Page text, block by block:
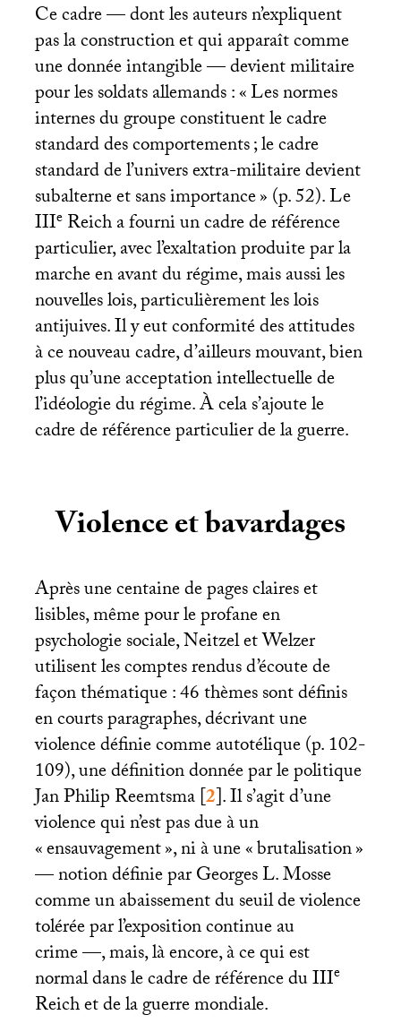
Ce cadre — dont les auteurs n’expliquent
pas la construction et qui apparaît comme
une donnée intangible — devient militaire
pour les soldats allemands : «Les normes
internes du groupe constituent le cadre
standard des comportements; le cadre
standard de l’univers extra-militaire devient
subalterne et sans importance» (p. 52). Le
IIIeReich a fourni un cadre de référence
particulier, avec l’exaltation produite par la
marche en avant du régime, mais aussi les
nouvelles lois, particulièrement les lois
antijuives. Il y eut conformité des attitudes
à ce nouveau cadre, d’ailleurs mouvant, bien
plus qu’une acceptation intellectuelle de
l’idéologie du régime. À cela s’ajoute le
cadre de référence particulier de la guerre.
Violence et bavardages
Après une centaine de pages claires et
lisibles, même pour le profane en
psychologie sociale, Neitzel et Welzer
utilisent les comptes rendus d’écoute de
façon thématique : 46 thèmes sont définis
en courts paragraphes, décrivant une
violence définie comme autotélique (p. 102-
109), une définition donnée par le politique
Jan Philip Reemtsma[2]. Il s’agit d’une
violence qui n’est pas due à un
«ensauvagement», ni à une «brutalisation»
— notion définie par Georges L. Mosse
comme un abaissement du seuil de violence
tolérée par l’exposition continue au
crime —, mais, là encore, à ce qui est
normal dans le cadre de référence duIIIe
Reich et de la guerre mondiale.